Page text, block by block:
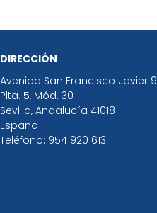
DIRECCIÓN
Avenida San Francisco Javier 9
Plta. 5, Mód. 30
Sevilla, Andalucía 41018
España
Teléfono: 954 920 613